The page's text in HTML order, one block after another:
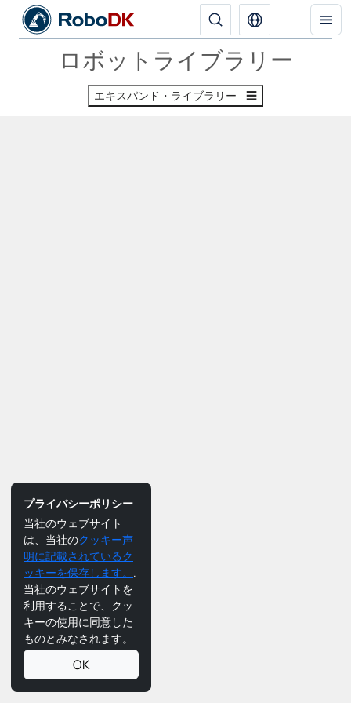
ロボットライブラリー
エキスパンド・ライブラリー ☰
プライバシーポリシー
当社のウェブサイト
は、当社のクッキー声
明に記載されているク
ッキーを保存します。 .
当社のウェブサイトを
利用することで、クッ
キーの使用に同意した
ものとみなされます。
OK